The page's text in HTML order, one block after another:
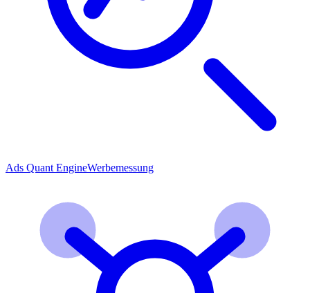
Ads Quant EngineWerbemessung